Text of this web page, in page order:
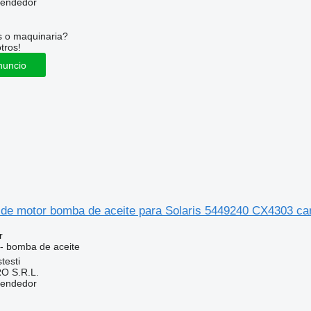
o maquinaria?
motor bomba de aceite para Solaris 5449240 CX4303
bomba de aceite
S.R.L.